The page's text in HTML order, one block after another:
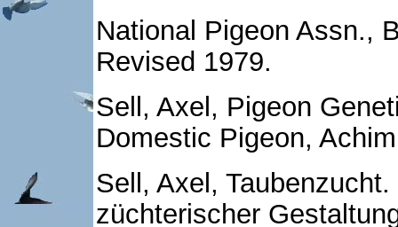
National Pigeon Assn.,
Revised 1979.
Sell, Axel, Pigeon
Domestic Pigeon,
Sell, Axel,
züchterischer